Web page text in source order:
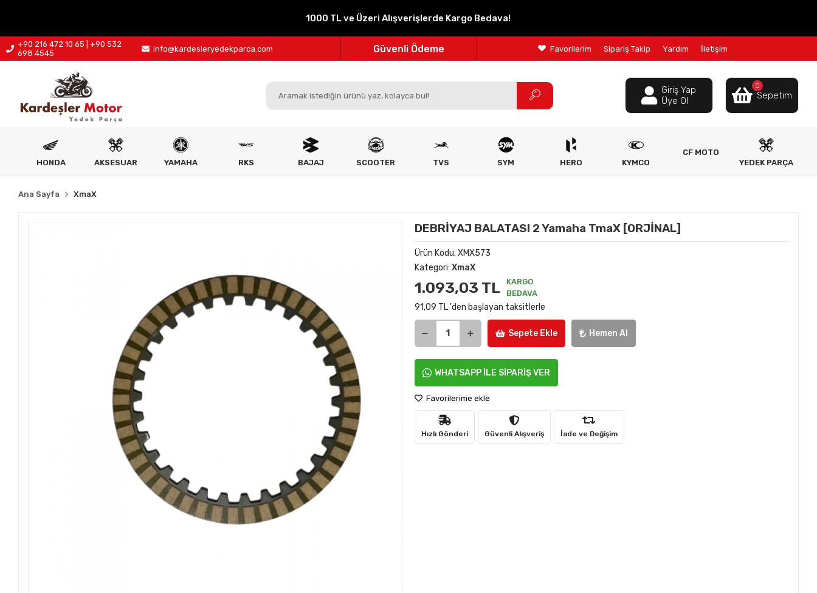
1000 TL ve Üzeri Alışverişlerde Kargo Bedava!
+90 216 472 10 65 | +90 532
698 4545
info@kardesleryedekparca.com
Parçanızın Online Adresi
100% Orijinal Ürün
Güvenli Ödeme
Ücretsiz İade
Favorilerim Sipariş Takip Yardım İletişim
Giriş Yap
Üye Ol
0
Sepetim
HONDA AKSESUAR YAMAHA RKS BAJAJ SCOOTER TVS SYM HERO KYMCO
CF MOTO
YEDEK PARÇA
Ana Sayfa XmaX
DEBRİYAJ BALATASI 2 Yamaha TmaX [ORJİNAL]
Ürün Kodu: XMX573
Kategori: XmaX
1.093,03 TL
KARGO
BEDAVA
91,09 TL 'den başlayan taksitlerle
Sepete Ekle Hemen Al
WHATSAPP İLE SİPARİŞ VER
Favorilerime ekle
Hızlı Gönderi Güvenli Alışveriş İade ve Değişim